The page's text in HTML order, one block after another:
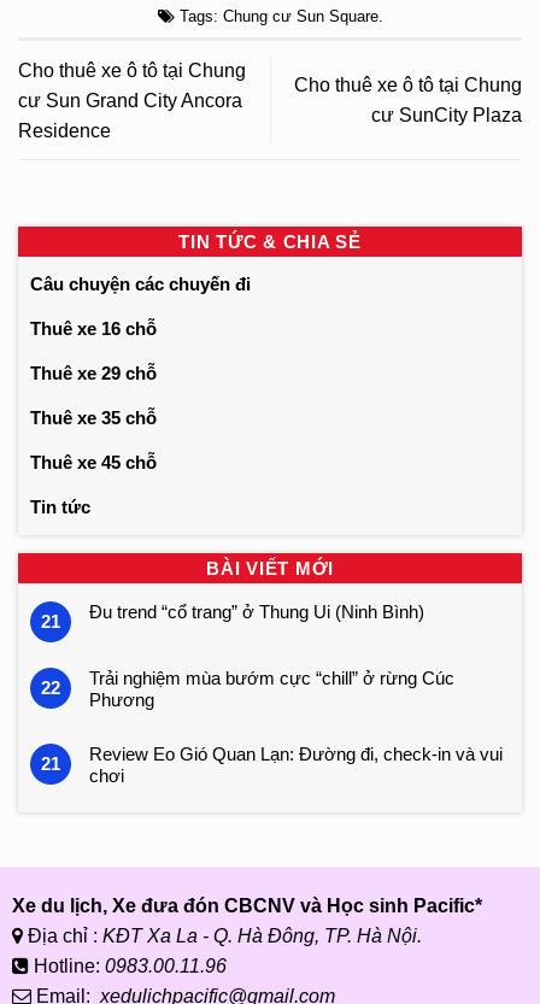
Tags: Chung cư Sun Square.
Cho thuê xe ô tô tại Chung
cư Sun Grand City Ancora
Residence
Cho thuê xe ô tô tại Chung
cư SunCity Plaza
TIN TỨC & CHIA SẺ
Câu chuyện các chuyến đi
Thuê xe 16 chỗ
Thuê xe 29 chỗ
Thuê xe 35 chỗ
Thuê xe 45 chỗ
Tin tức
BÀI VIẾT MỚI
21 Đu trend “cổ trang” ở Thung Ui (Ninh Bình)
22
Trải nghiệm mùa bướm cực “chill” ở rừng Cúc
Phương
21
Review Eo Gió Quan Lạn: Đường đi, check-in và vui
chơi
Xe du lịch, Xe đưa đón CBCNV và Học sinh Pacific*
Địa chỉ : KĐT Xa La - Q. Hà Đông, TP. Hà Nội.
Hotline: 0983.00.11.96
Email: xedulichpacific@gmail.com